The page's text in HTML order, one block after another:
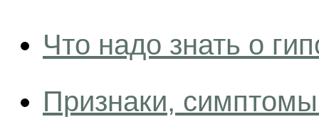
Что надо знать о
Признаки,